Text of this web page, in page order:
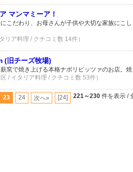
マンマミーア！
こだわり、お母さんが子供や大切な家族にこ
リア料理 / クチコミ数 14件）
(旧チーズ牧場)
窯で焼き上げる本格ナポリピッツァのお店。
区 / イタリア料理 / クチコミ数 53件）
23 24 次へ» [24] 221～230 件を表示 /